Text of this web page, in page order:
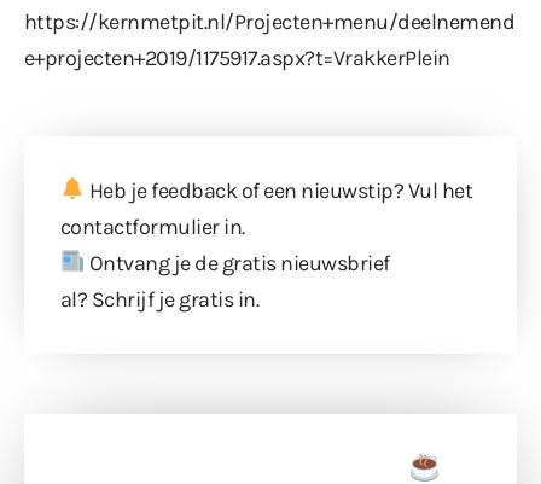
https://kernmetpit.nl/Projecten+menu/deelnemend
e+projecten+2019/1175917.aspx?t=VrakkerPlein
Heb je feedback of een nieuwstip? Vul het
contactformulierin.
Ontvang je de gratis nieuwsbrief
al? Schrijf je gratis in.